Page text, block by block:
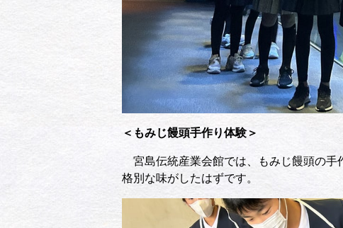
＜もみじ饅頭手作り体験＞
宮島伝統産業会館では、もみじ饅頭の手
格別な味がしたはずです。